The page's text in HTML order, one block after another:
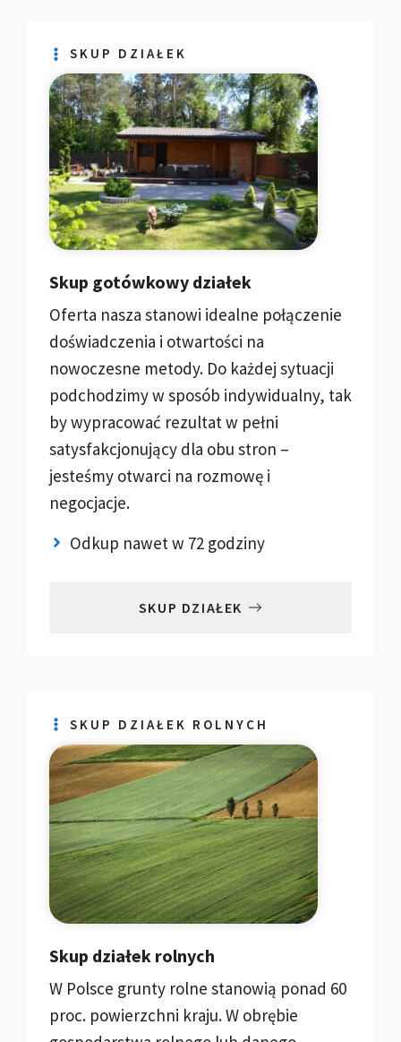
SKUP DZIAŁEK
Skup gotówkowy działek
Oferta nasza stanowi idealne połączenie
doświadczenia i otwartości na
nowoczesne metody. Do każdej sytuacji
podchodzimy w sposób indywidualny, tak
by wypracować rezultat w pełni
satysfakcjonujący dla obu stron –
jesteśmy otwarci na rozmowę i
negocjacje.
Odkup nawet w 72 godziny
SKUP DZIAŁEK
SKUP DZIAŁEK ROLNYCH
Skup działek rolnych
W Polsce grunty rolne stanowią ponad 60
proc. powierzchni kraju. W obrębie